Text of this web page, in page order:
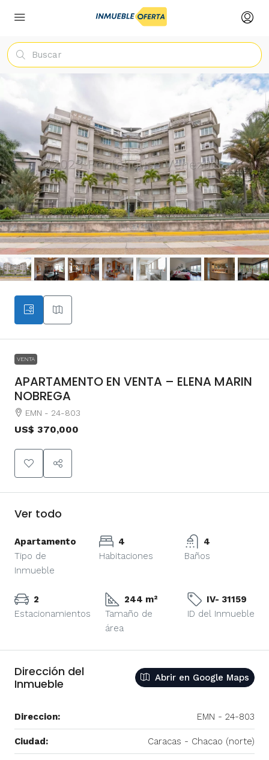
VENTA
APARTAMENTO EN VENTA – ELENA MARIN
NOBREGA
EMN - 24-803
US$ 370,000
Ver todo
Apartamento
Tipo de
Inmueble
4
Habitaciones
4
Baños
2
Estacionamientos
244 m²
Tamaño de
área
IV- 31159
ID del Inmueble
Dirección del
Inmueble
Abrir en Google Maps
Direccion: EMN - 24-803
Ciudad: Caracas - Chacao (norte)